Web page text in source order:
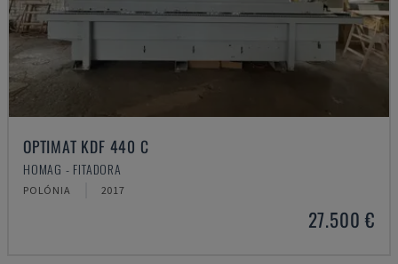
OPTIMAT KDF 440 C
HOMAG - FITADORA
POLÓNIA 2017
27.500 €